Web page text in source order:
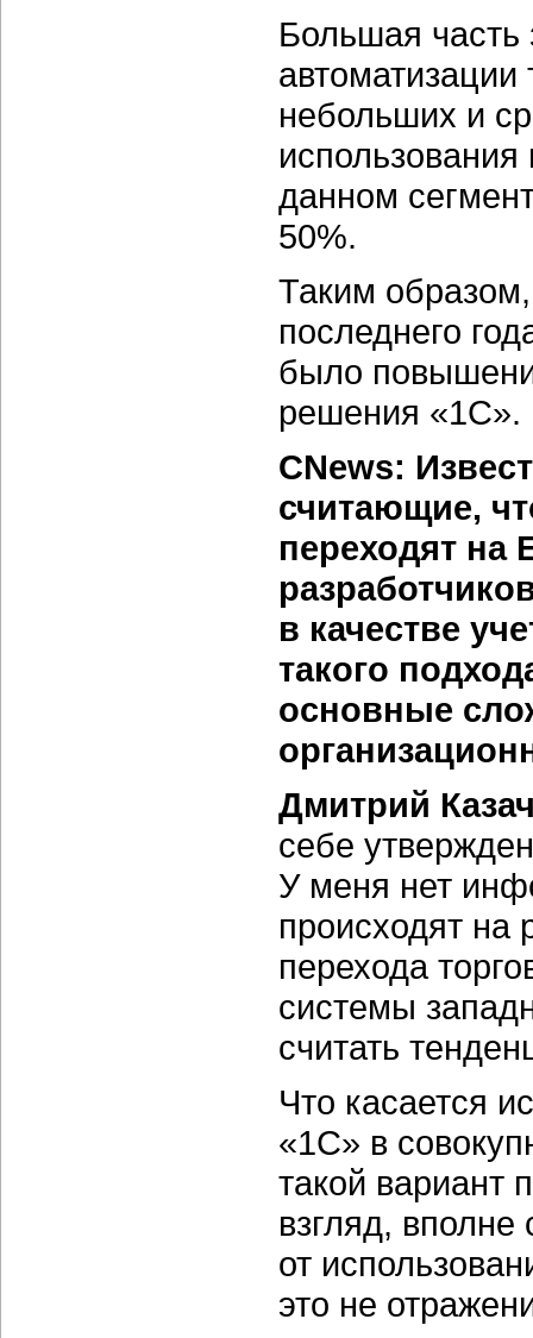
Большая часть
автоматизации
небольших и
данном
50%.
Таким
последнего
было
решения «1С».
CNews:
считающие,
переходят на
в качестве
такого
основные
Дмитрий
себе
У меня нет
происходят на
перехода
системы
считать
Что касается
«1С» в
такой вариант
взгляд,
от
это не